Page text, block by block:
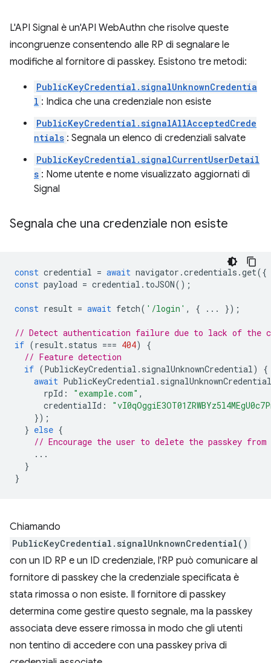
L'API Signal è un'API WebAuthn che risolve queste
incongruenze consentendo alle RP di segnalare le
modifiche al fornitore di passkey. Esistono tre metodi:
PublicKeyCredential.signalUnknownCredentia
l : Indica che una credenziale non esiste
PublicKeyCredential.signalAllAcceptedCrede
ntials : Segnala un elenco di credenziali salvate
PublicKeyCredential.signalCurrentUserDetail
s : Nome utente e nome visualizzato aggiornati di
Signal
Segnala che una credenziale non esiste
const credential = await navigator .credentials .get({
const payload = credential . toJSON();
const result = await fetch( '/login' , { ... });
// Detect authentication failure due to lack of the
if (result. status === 404)
{
// Feature detection
if (PublicKeyCredential . signalUnknownCredential)
{
await PublicKeyCredential . signalUnknownCredential
rpId : "example.com" ,
credentialId :
});
} else {
// Encourage the user to delete the passkey from
...
}
}
Chiamando
PublicKeyCredential.signalUnknownCredential()
con un ID RP e un ID credenziale, l'RP può comunicare al
fornitore di passkey che la credenziale specificata è
stata rimossa o non esiste. Il fornitore di passkey
determina come gestire questo segnale, ma la passkey
associata deve essere rimossa in modo che gli utenti
non tentino di accedere con una passkey priva di